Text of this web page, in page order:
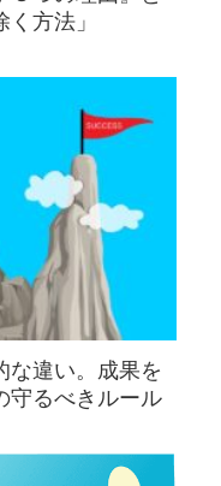
方法」
な違い。成果を
守るべきルール